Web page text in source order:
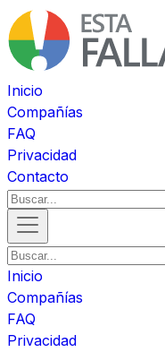
Inicio
Compañías
FAQ
Privacidad
Contacto
Inicio
Compañías
FAQ
Privacidad